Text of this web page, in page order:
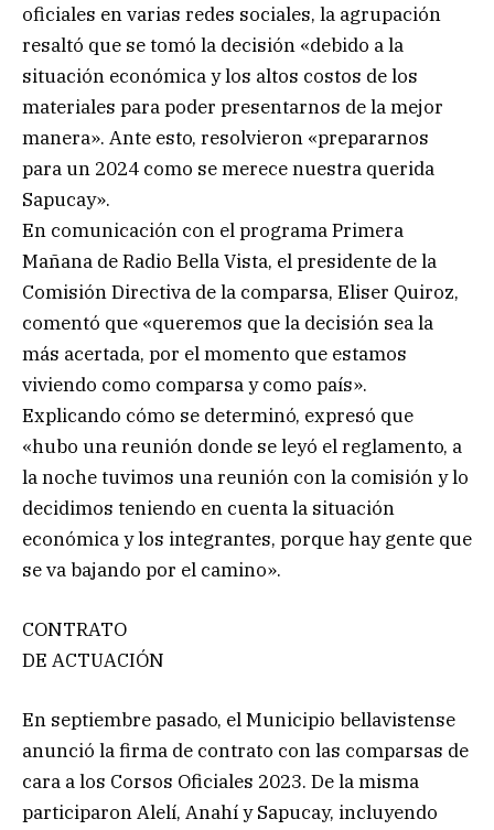
oficiales en varias redes sociales, la agrupación
resaltó que se tomó la decisión «debido a la
situación económica y los altos costos de los
materiales para poder presentarnos de la mejor
manera». Ante esto, resolvieron «prepararnos
para un 2024 como se merece nuestra querida
Sapucay».
En comunicación con el programa Primera
Mañana de Radio Bella Vista, el presidente de la
Comisión Directiva de la comparsa, Eliser Quiroz,
comentó que «queremos que la decisión sea la
más acertada, por el momento que estamos
viviendo como comparsa y como país».
Explicando cómo se determinó, expresó que
«hubo una reunión donde se leyó el reglamento, a
la noche tuvimos una reunión con la comisión y lo
decidimos teniendo en cuenta la situación
económica y los integrantes, porque hay gente que
se va bajando por el camino».
CONTRATO
DE ACTUACIÓN
En septiembre pasado, el Municipio bellavistense
anunció la firma de contrato con las comparsas de
cara a los Corsos Oficiales 2023. De la misma
participaron Alelí, Anahí y Sapucay, incluyendo